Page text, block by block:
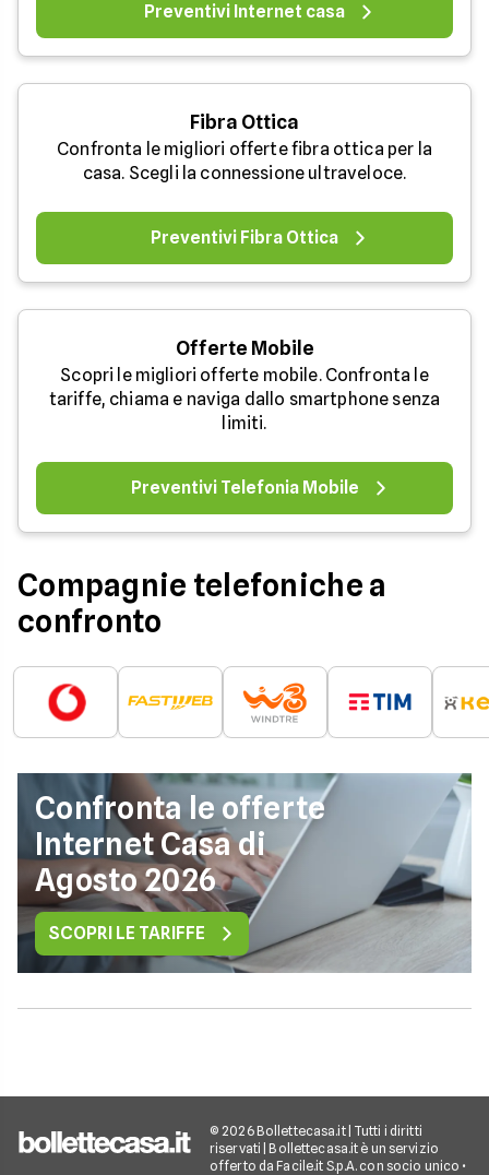
Preventivi Internet casa
Fibra Ottica
Confronta le migliori offerte fibra ottica per la
casa. Scegli la connessione ultraveloce.
Preventivi Fibra Ottica
Offerte Mobile
Scopri le migliori offerte mobile. Confronta le
tariffe, chiama e naviga dallo smartphone senza
limiti.
Preventivi Telefonia Mobile
Compagnie telefoniche a
confronto
Confronta le offerte
Internet Casa di
Agosto 2026
SCOPRI LE TARIFFE
© 2026 Bollettecasa.it | Tutti i diritti
riservati | Bollettecasa.it è un servizio
offerto da Facile.it S.p.A. con socio unico •